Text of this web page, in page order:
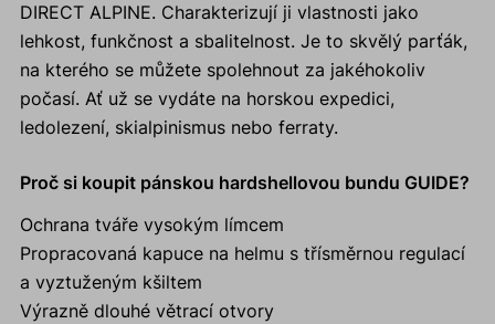
DIRECT ALPINE. Charakterizují ji vlastnosti jako
lehkost, funkčnost a sbalitelnost. Je to skvělý parťák,
na kterého se můžete spolehnout za jakéhokoliv
počasí. Ať už se vydáte na horskou expedici,
ledolezení, skialpinismus nebo ferraty.
Proč si koupit pánskou hardshellovou bundu GUIDE?
Ochrana tváře vysokým límcem
Propracovaná kapuce na helmu s třísměrnou regulací
a vyztuženým kšiltem
Výrazně dlouhé větrací otvory